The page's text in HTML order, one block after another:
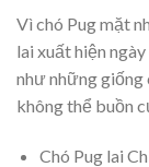
Vì chó Pug mặt
lai xuất hiện ngày
như những giống
không thể buồn
Chó Pug lai